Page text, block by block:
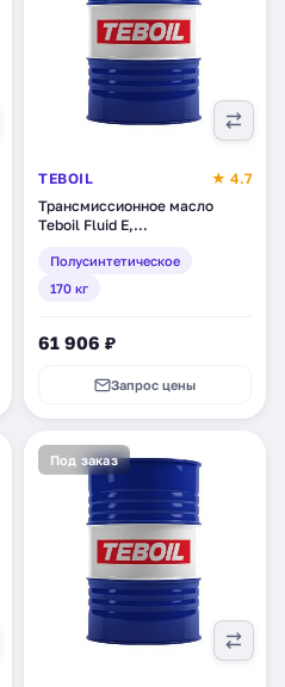
TEBOIL
★ 4.7
Трансмиссионное масло
Teboil Fluid E,
(tb-65)
Полусинтетическое
170 кг
61 906 ₽
Запрос цены
Под заказ